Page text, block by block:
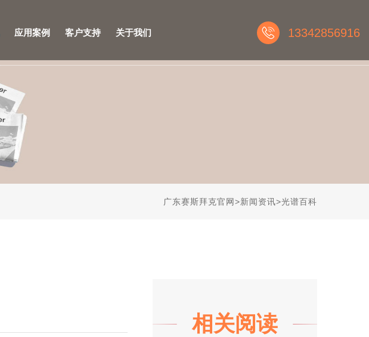
应用案例 客户支持 关于我们 13342856916
广东赛斯拜克官网>新闻资讯>光谱百科
相关阅读